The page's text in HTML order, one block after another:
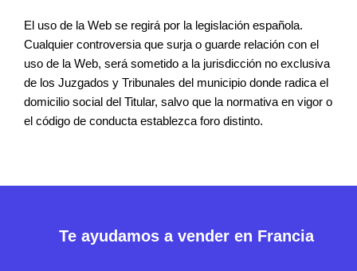
El uso de la Web se regirá por la legislación española.
Cualquier controversia que surja o guarde relación con el
uso de la Web, será sometido a la jurisdicción no exclusiva
de los Juzgados y Tribunales del municipio donde radica el
domicilio social del Titular, salvo que la normativa en vigor o
el código de conducta establezca foro distinto.
Te ayudamos a vender en Francia